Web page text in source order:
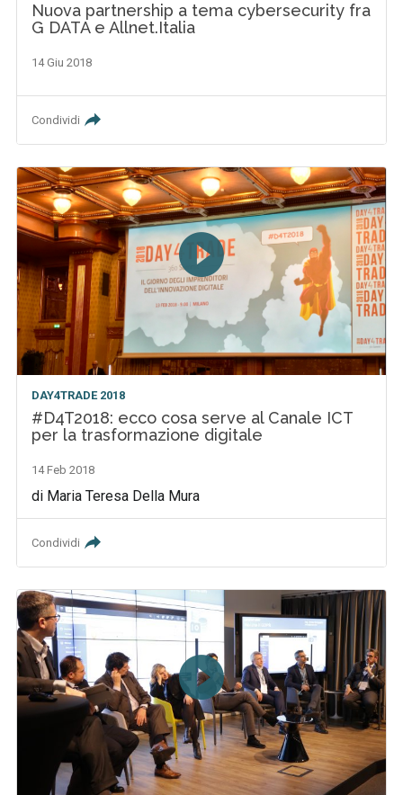
Nuova partnership a tema cybersecurity fra
G DATA e Allnet.Italia
14 Giu 2018
Condividi
DAY4TRADE 2018
#D4T2018: ecco cosa serve al Canale ICT
per la trasformazione digitale
14 Feb 2018
di Maria Teresa Della Mura
Condividi